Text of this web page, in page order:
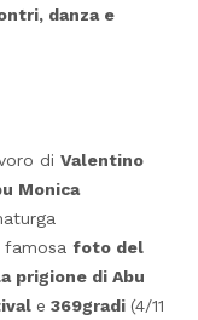
danza e
di Valentino
Monica
foto del
prigione di Abu
e 369gradi (4/11